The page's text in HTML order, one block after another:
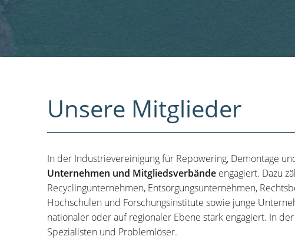
Unsere Mitglieder
In der Industrievereinigung für Repowering, Demontage
Unternehmen und Mitgliedsverbände engagiert. Dazu
Recyclingunternehmen, Entsorgungsunternehmen,
Hochschulen und Forschungsinstitute sowie junge
nationaler oder auf regionaler Ebene stark engagiert. In
Spezialisten und Problemlöser.